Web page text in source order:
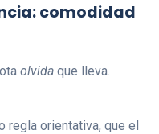
comodidad
olvida que lleva.
regla orientativa, que el